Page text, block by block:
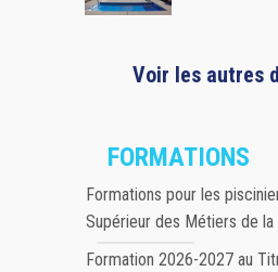
Voir les autres
FORMATIONS
Formations pour les
Supérieur des Métiers de la
Formation 2026-2027 au